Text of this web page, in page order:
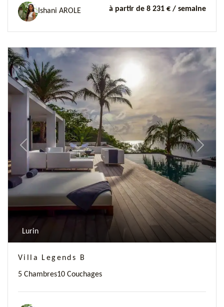
Ishani AROLE à partir de 8 231 € / semaine
Previous Next
Lurin
Villa Legends B
5 Chambres10 Couchages